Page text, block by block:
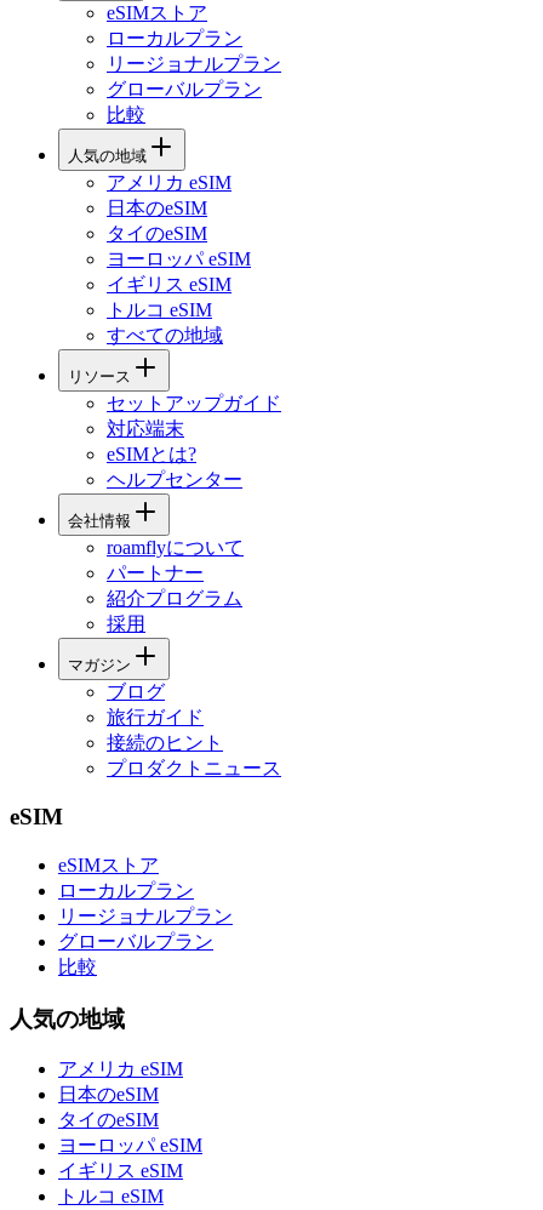
eSIMストア
ローカルプラン
リージョナルプラン
グローバルプラン
比較
人気の地域
アメリカ eSIM
日本のeSIM
タイのeSIM
ヨーロッパ eSIM
イギリス eSIM
トルコ eSIM
すべての地域
リソース
セットアップガイド
対応端末
eSIMとは?
ヘルプセンター
会社情報
roamflyについて
パートナー
紹介プログラム
採用
マガジン
ブログ
旅行ガイド
接続のヒント
プロダクトニュース
eSIM
eSIMストア
ローカルプラン
リージョナルプラン
グローバルプラン
比較
人気の地域
アメリカ eSIM
日本のeSIM
タイのeSIM
ヨーロッパ eSIM
イギリス eSIM
トルコ eSIM